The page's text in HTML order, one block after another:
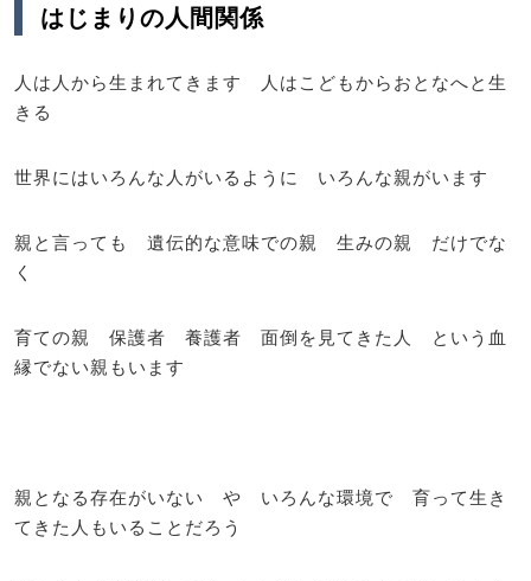
はじまりの人間関係
人は人から生まれてきます 人はこどもからおとなへと生
きる
世界にはいろんな人がいるように いろんな親がいます
親と言っても 遺伝的な意味での親 生みの親 だけでな
く
育ての親 保護者 養護者 面倒を見てきた人 という血
縁でない親もいます
親となる存在がいない や いろんな環境で 育って生き
てきた人もいることだろう